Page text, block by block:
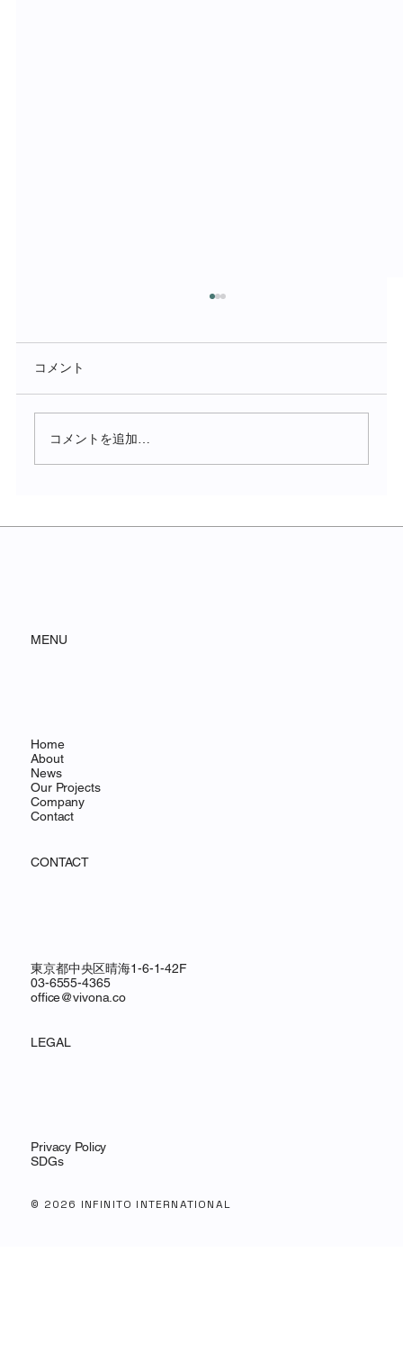
生！ 「パナセ フォーディラッシュボリュ
コメント
コメントを追加…
MENU
Home
About
News
Our Projects
Company
Contact
CONTACT
東京都中央区晴海1-6-1-42F
03-6555-4365
office@vivona.co
LEGAL
Privacy Policy
SDGs
© 2026 INFINITO INTERNATIONAL